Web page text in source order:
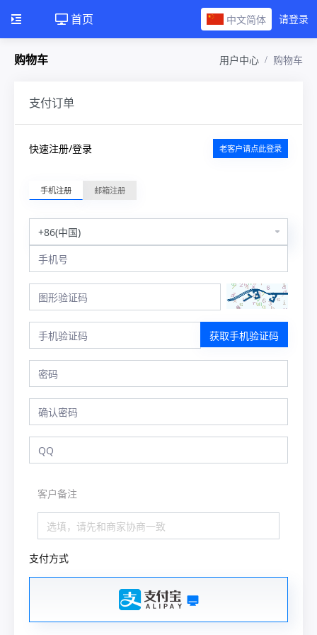
首页 中文简体 请登录
购物车 用户中心 购物车
支付订单
快速注册/登录 老客户请点此登录
手机注册 邮箱注册
获取手机验证码
客户备注
支付方式